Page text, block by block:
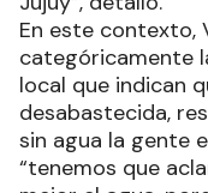
En este contexto,
categóricamente
local que indican
desabastecida,
sin agua la gente
“tenemos que